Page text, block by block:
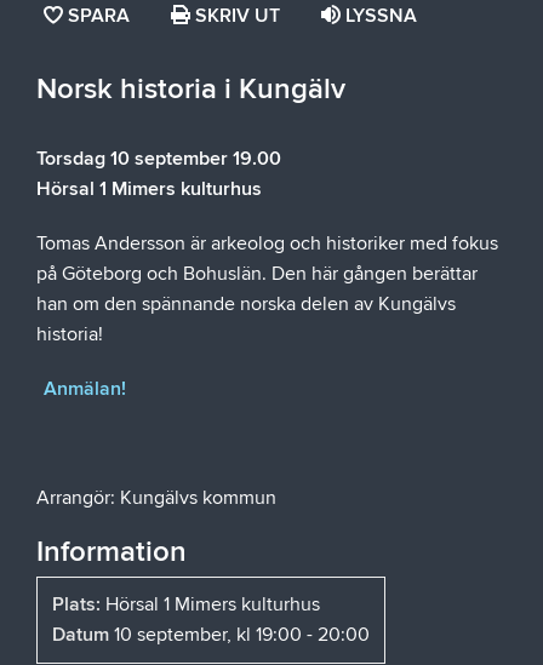
SPARA SPARA
SOM
SKRIV UT LYSSNA
Norsk historia i Kungälv
Torsdag 10 september 19.00
Hörsal 1 Mimers kulturhus
Tomas Andersson är arkeolog och historiker med fokus
på Göteborg och Bohuslän. Den här gången berättar
han om den spännande norska delen av Kungälvs
historia!
Anmälan!
Arrangör: Kungälvs kommun
Information
Plats: Hörsal 1 Mimers kulturhus
Datum 10 september, kl 19:00 - 20:00